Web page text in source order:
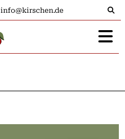
info@kirschen.de